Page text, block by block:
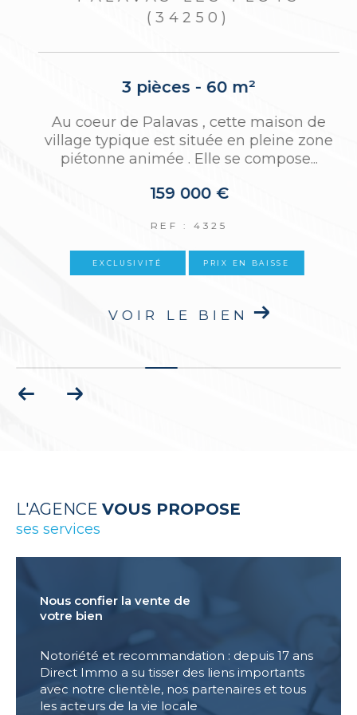
(34250)
2 pièces - 54,25 m²
Situé au cinquième et dernier étage avec
ascenseur d’une résidence recherchée,
cet appartement traversant de 54 m²...
283 500 €
REF : 4378
NOUVEAUTÉ
VOIR LE BIEN
L'AGENCE VOUS PROPOSE
ses services
Nous confier la vente de
votre bien
Notoriété et recommandation : depuis 17 ans
Direct Immo a su tisser des liens importants
avec notre clientèle, nos partenaires et tous
les acteurs de la vie locale